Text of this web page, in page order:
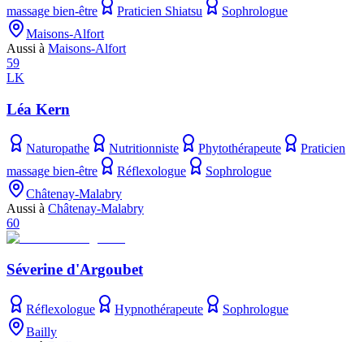
massage bien-être
Praticien Shiatsu
Sophrologue
Maisons-Alfort
Aussi à Maisons-Alfort
59
LK
Léa Kern
Naturopathe Nutritionniste Phytothérapeute
Praticien
massage bien-être
Réflexologue
Sophrologue
Châtenay-Malabry
Aussi à Châtenay-Malabry
60
Séverine d'Argoubet
Réflexologue Hypnothérapeute
Sophrologue
Bailly